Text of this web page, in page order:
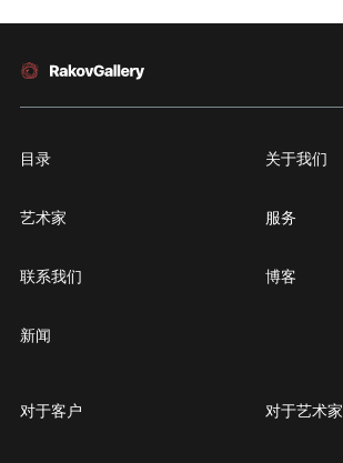
目录
艺术家
联系我们
新闻
关于我们
服务
博客
对于客户 对于艺术家